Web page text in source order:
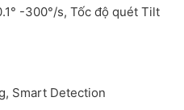
-300°/s, Tốc độ quét Tilt
Smart Detection